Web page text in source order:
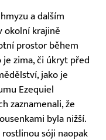
a dalším
okolní krajině
prostor během
zima, či úkryt před
jako je
Ezequiel
zaznamenali, že
byla nižší.
sóji naopak